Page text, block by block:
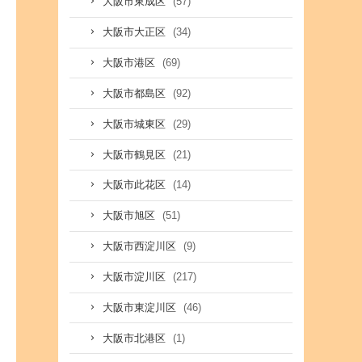
大阪市大正区 (34)
大阪市港区 (69)
大阪市都島区 (92)
大阪市城東区 (29)
大阪市鶴見区 (21)
大阪市此花区 (14)
大阪市旭区 (51)
大阪市西淀川区 (9)
大阪市淀川区 (217)
大阪市東淀川区 (46)
大阪市北港区 (1)